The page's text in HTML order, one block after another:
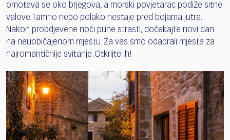
omotava se oko brjegova, a morski povjetarac podiže sitne
valove. Tamno nebo polako nestaje pred bojama jutra.
Nakon probdjevene noći pune strasti, dočekajte novi dan
na neuobičajenom mjestu. Za vas smo odabrali mjesta za
najromantičnije svitanje. Otkrijte ih!